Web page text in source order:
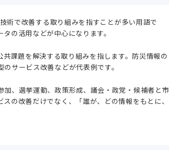
術で改善する取り組みを指すことが多い用語で
の活用などが中心になります。
課題を解決する取り組みを指します。防災情報の
サービス改善などが代表例です。
、選挙運動、政策形成、議会・政党・候補者と市
の改善だけでなく、「誰が、どの情報をもとに、